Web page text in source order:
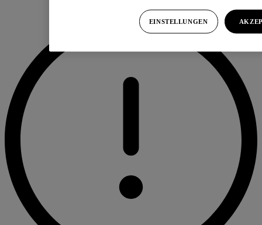
EINSTELLUNGEN